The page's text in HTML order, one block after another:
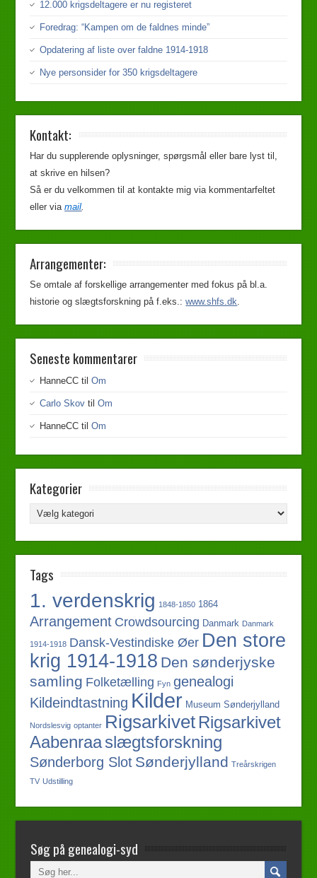
12.000 krigsdeltagere er nu registeret
Foredrag: “Kampen om de faldnes minde”
Opdatering af liste over faldne 1914-1918
Nye personsider for 350 krigsdeltagere
Kontakt:
Har du supplerende oplysninger, spørgsmål eller bare lyst til,
at skrive en hilsen?
Så er du velkommen til at kontakte mig via kommentarfeltet
eller viamail
Arrangementer:
Se omtale af forskellige arrangementer med fokus på bl.a.
historie og slægtsforskning på f.eks.:www.shfs.dk
Seneste kommentarer
HanneCC tilOm
Carlo Skov tilOm
HanneCC tilOm
Kategorier
Tags
1. verdenskrig 1848-1850 1864
Arrangement Crowdsourcing Danmark Danmark
1914-1918 Dansk-Vestindiske Øer Den store
krig 1914-1918 Den sønderjyske
samling Folketælling Fyn genealogi
Kildeindtastning Kilder Museum Sønderjylland
Nordslesvig optanter Rigsarkivet Rigsarkivet
Aabenraaslægtsforskning
Sønderborg Slot Sønderjylland Treårskrigen
TV Udstilling
Søg på genealogi-syd